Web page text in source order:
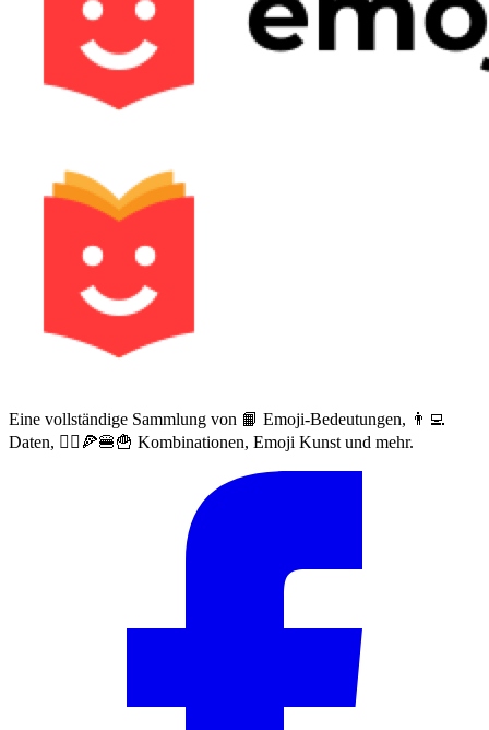
Eine vollständige Sammlung von 📙 Emoji-Bedeutungen, 👨‍💻
Daten, 🙅‍♀️🍕🍔🍟 Kombinationen, Emoji Kunst und mehr.